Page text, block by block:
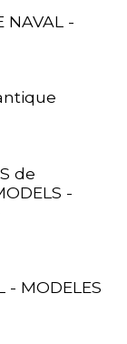
NAVAL -
de
-
- MODELES